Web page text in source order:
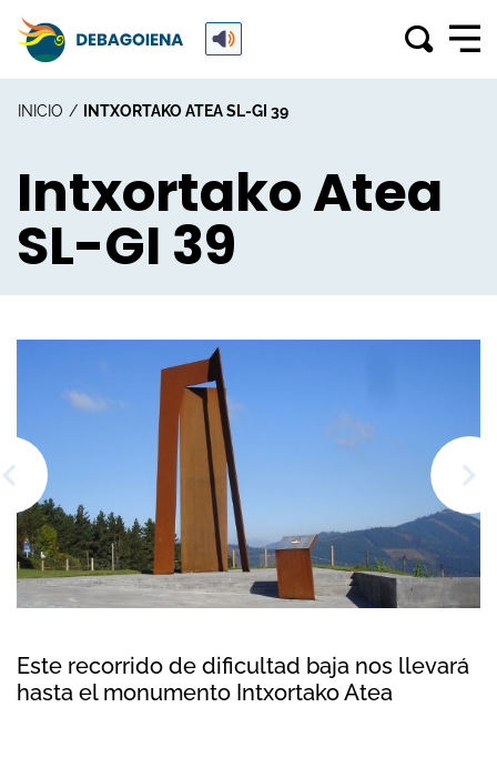
INICIO INTXORTAKO ATEA SL-GI 39
Intxortako Atea
SL-GI 39
Este recorrido de dificultad baja nos llevará
hasta el monumento Intxortako Atea